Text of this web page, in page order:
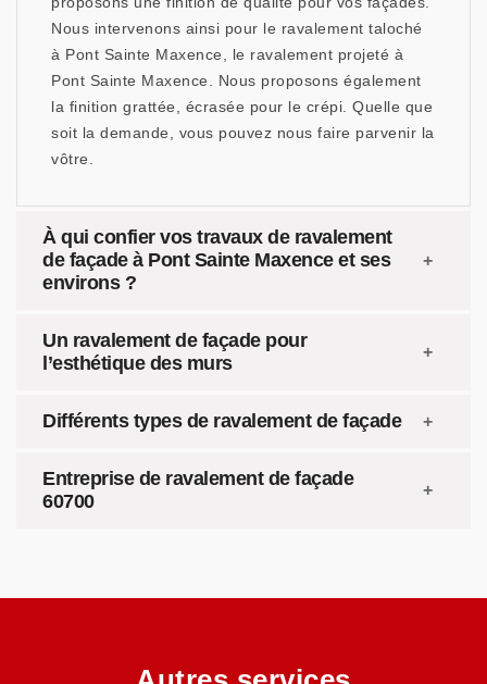
Nous intervenons ainsi pour le ravalement taloché
à Pont Sainte Maxence, le ravalement projeté à
Pont Sainte Maxence. Nous proposons également
la finition grattée, écrasée pour le crépi. Quelle que
soit la demande, vous pouvez nous faire parvenir la
vôtre.
À qui confier vos travaux de ravalement
de façade à Pont Sainte Maxence et ses
environs ?
Un ravalement de façade pour
l’esthétique des murs
Différents types de ravalement de façade
Entreprise de ravalement de façade
60700